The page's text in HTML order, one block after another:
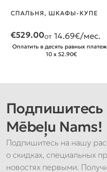
СПАЛЬНЯ , ШКАФЫ-КУПЕ
€529.00от 14.69€/мес.
Оплатить в десять равных
10 x 52.90€
Подпишитесь
Mēbeļu Nams!
Подпишитесь на нашу
о скидках, специальных
новостях первыми.